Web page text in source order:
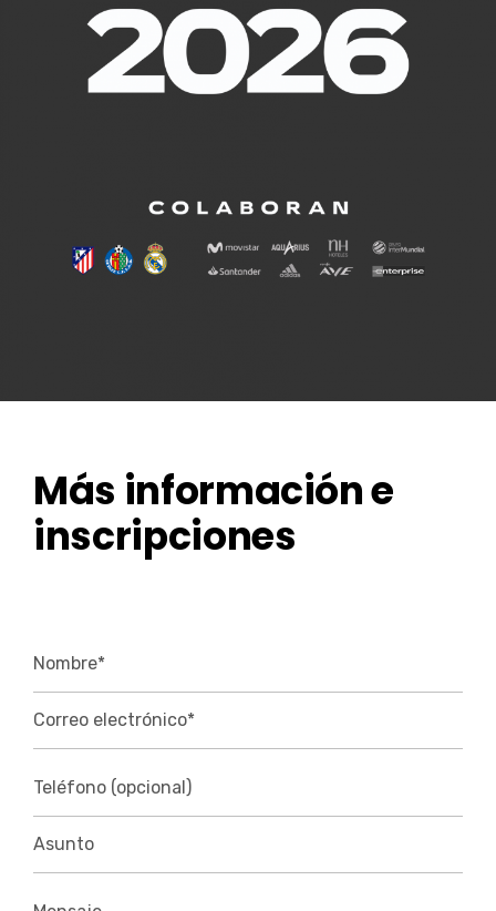
Más información e
inscripciones